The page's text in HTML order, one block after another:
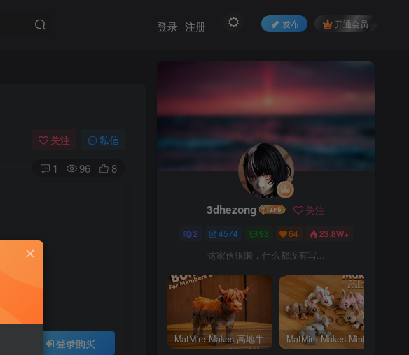
发布 开通会员
登录 注册
关注 私信
1 96 8
登录购买
3dhezong 关注
2 4574 93 64 23.8W+
这家伙很懒，什么都没有写...
MatMire Makes 高地牛